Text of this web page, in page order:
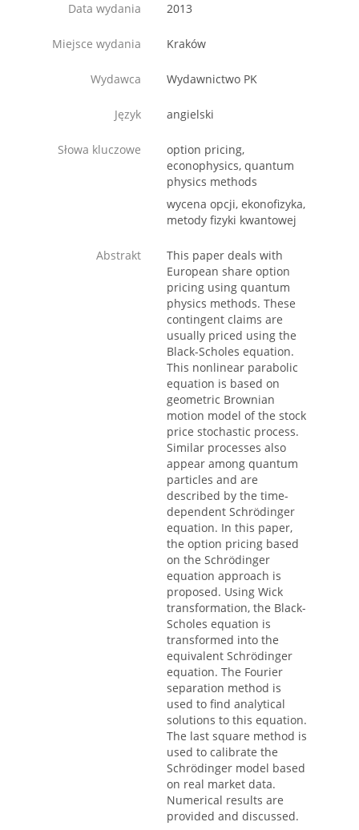
Data wydania 2013
Miejsce wydania Kraków
Wydawca Wydawnictwo PK
Język angielski
Słowa kluczowe
option pricing,
econophysics, quantum
physics methods
wycena opcji, ekonofizyka,
metody fizyki kwantowej
Abstrakt
This paper deals with
European share option
pricing using quantum
physics methods. These
contingent claims are
usually priced using the
Black-Scholes equation.
This nonlinear parabolic
equation is based on
geometric Brownian
motion model of the stock
price stochastic process.
Similar processes also
appear among quantum
particles and are
described by the time-
dependent Schrödinger
equation. In this paper,
the option pricing based
on the Schrödinger
equation approach is
proposed. Using Wick
transformation, the Black-
Scholes equation is
transformed into the
equivalent Schrödinger
equation. The Fourier
separation method is
used to find analytical
solutions to this equation.
The last square method is
used to calibrate the
Schrödinger model based
on real market data.
Numerical results are
provided and discussed.